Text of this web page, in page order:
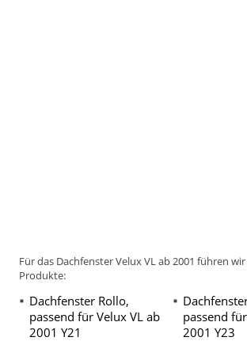
Für das Dachfenster Velux VL ab 2001 führen
Produkte:
Dachfenster Rollo,
passend für Velux VL ab
2001 Y21
passend
2001 Y23